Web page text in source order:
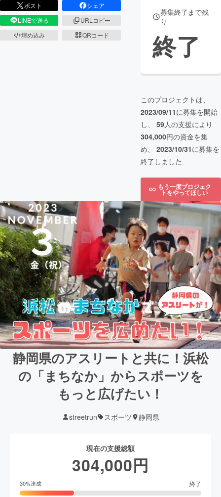
ポスト
シェア
LINEで送る
URLコピー
埋め込み
QRコード
募集終了まで残
り
終了
このプロジェクトは、
2023/09/11に募集を開始
し、 59人の支援により
304,000円の資金を集
め、 2023/10/31に募集を
終了しました
もう一度プロジェク
トをやってほしい
静岡県のアスリートと共に！浜松
の「まちなか」からスポーツを
もっと広げたい！
streetrun スポーツ 静岡県
現在の支援総額
304,000円
30%達成 終了